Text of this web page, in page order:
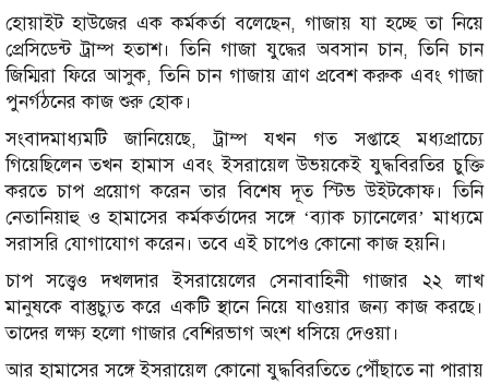
হোয়াইট হাউজের এক কর্মকর্তা বলেছেন, গাজায় যা হচ্ছে তা নিয়ে
প্রেসিডেন্ট ট্রাম্প হতাশ। তিনি গাজা যুদ্ধের অবসান চান, তিনি চান
জিম্মিরা ফিরে আসুক, তিনি চান গাজায় ত্রাণ প্রবেশ করুক এবং গাজা
পুনর্গঠনের কাজ শুরু হোক।
সংবাদমাধ্যমটি জানিয়েছে, ট্রাম্প যখন গত সপ্তাহে মধ্যপ্রাচ্যে
গিয়েছিলেন তখন হামাস এবং ইসরায়েল উভয়কেই যুদ্ধবিরতির চুক্তি
করতে চাপ প্রয়োগ করেন তার বিশেষ দূত স্টিভ উইটকোফ। তিনি
নেতানিয়াহু ও হামাসের কর্মকর্তাদের সঙ্গে ‘ব্যাক চ্যানেলের’ মাধ্যমে
সরাসরি যোগাযোগ করেন। তবে এই চাপেও কোনো কাজ হয়নি।
চাপ সত্ত্বেও দখলদার ইসরায়েলের সেনাবাহিনী গাজার ২২ লাখ
মানুষকে বাস্তুচ্যুত করে একটি স্থানে নিয়ে যাওয়ার জন্য কাজ করছে।
তাদের লক্ষ্য হলো গাজার বেশিরভাগ অংশ ধসিয়ে দেওয়া।
আর হামাসের সঙ্গে ইসরায়েল কোনো যুদ্ধবিরতিতে পৌঁছাতে না পারায়